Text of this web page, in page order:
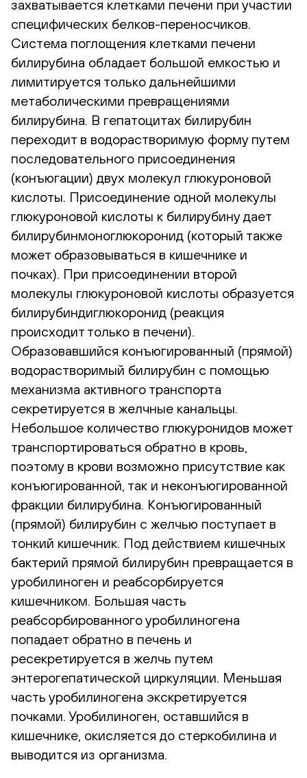
захватывается клетками печени при участии
специфических белков-переносчиков.
Система поглощения клетками печени
билирубина обладает большой емкостью и
лимитируется только дальнейшими
метаболическими превращениями
билирубина. В гепатоцитах билирубин
переходит в водорастворимую форму путем
последовательного присоединения
(конъюгации) двух молекул глюкуроновой
кислоты. Присоединение одной молекулы
глюкуроновой кислоты к билирубину дает
билирубинмоноглюкоронид (который также
может образовываться в кишечнике и
почках). При присоединении второй
молекулы глюкуроновой кислоты образуется
билирубиндиглюкоронид (реакция
происходит только в печени).
Образовавшийся конъюгированный (прямой)
водорастворимый билирубин с помощью
механизма активного транспорта
секретируется в желчные канальцы.
Небольшое количество глюкуронидов может
транспортироваться обратно в кровь,
поэтому в крови возможно присутствие как
конъюгированной, так и неконъюгированной
фракции билирубина. Конъюгированный
(прямой) билирубин с желчью поступает в
тонкий кишечник. Под действием кишечных
бактерий прямой билирубин превращается в
уробилиноген и реабсорбируется
кишечником. Большая часть
реабсорбированного уробилиногена
попадает обратно в печень и
ресекретируется в желчь путем
энтерогепатической циркуляции. Меньшая
часть уробилиногена экскретируется
почками. Уробилиноген, оставшийся в
кишечнике, окисляется до стеркобилина и
выводится из организма.